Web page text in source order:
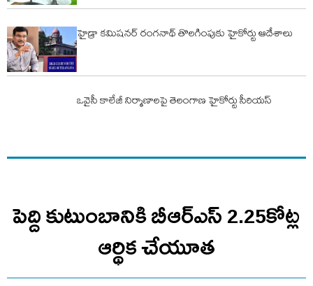
హైడ్రా కమిషనర్ రంగనాథ్ తొలగింపుకు హైకోర్టు ఆదేశాలు
ఒవైసీ కాలేజీ నిర్మాణాలపై తెలంగాణ హైకోర్టు సీరియస్
పెద్ది కుటుంబానికి బీఆర్ఎస్ 2.25కోట్ల
ఆర్థిక చేయూత